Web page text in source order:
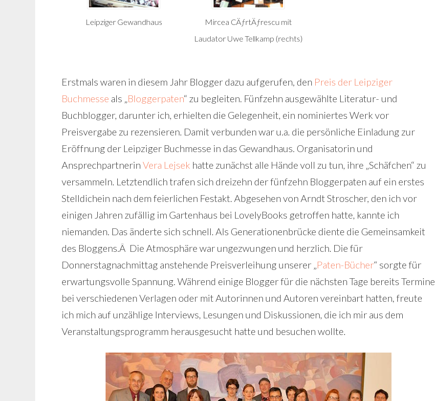
Leipziger Gewandhaus
Mircea CÄƒrtÄƒrescu mit
Laudator Uwe Tellkamp (rechts)
Erstmals waren in diesem Jahr Blogger dazu aufgerufen, den Preis der Leipziger
Buchmesse als „Bloggerpaten“ zu begleiten. Fünfzehn ausgewählte Literatur- und
Buchblogger, darunter ich, erhielten die Gelegenheit, ein nominiertes Werk vor
Preisvergabe zu rezensieren. Damit verbunden war u.a. die persönliche Einladung zur
Eröffnung der Leipziger Buchmesse in das Gewandhaus. Organisatorin und
Ansprechpartnerin Vera Lejsek hatte zunächst alle Hände voll zu tun, ihre „Schäfchen“ zu
versammeln. Letztendlich trafen sich dreizehn der fünfzehn Bloggerpaten auf ein erstes
Stelldichein nach dem feierlichen Festakt. Abgesehen von Arndt Stroscher, den ich vor
einigen Jahren zufällig im Gartenhaus bei LovelyBooks getroffen hatte, kannte ich
niemanden. Das änderte sich schnell. Als Generationenbrücke diente die Gemeinsamkeit
des Bloggens.Â Die Atmosphäre war ungezwungen und herzlich. Die für
Donnerstagnachmittag anstehende Preisverleihung unserer „Paten-Bücher“ sorgte für
erwartungsvolle Spannung. Während einige Blogger für die nächsten Tage bereits Termine
bei verschiedenen Verlagen oder mit Autorinnen und Autoren vereinbart hatten, freute
ich mich auf unzählige Interviews, Lesungen und Diskussionen, die ich mir aus dem
Veranstaltungsprogramm herausgesucht hatte und besuchen wollte.